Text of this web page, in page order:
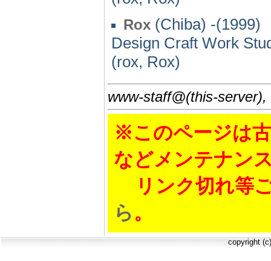
Rox (Chiba) -(1999)
Design Craft Work
(rox, Rox)
www-staff@(this-
※このページは
などメンテナン
リンク切れ等
ら。
copyright